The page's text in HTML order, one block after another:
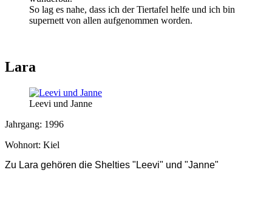
So lag es nahe, dass ich der Tiertafel helfe und ich bin
supernett von allen aufgenommen worden.
Lara
Leevi und Janne
Jahrgang: 1996
Wohnort: Kiel
Zu Lara gehören die Shelties "Leevi" und "Janne"